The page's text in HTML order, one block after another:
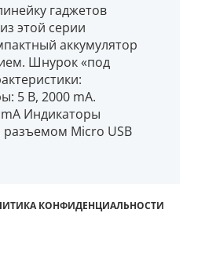
гаджетов
этой серии
аккумулятор
Шнурок «под
5 В, 2000 mA.
mА Индикаторы
разъемом Micro USB
КОНФИДЕНЦИАЛЬНОСТИ